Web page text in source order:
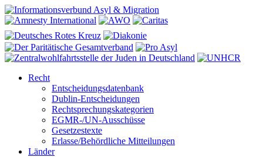
Recht
Entscheidungsdatenbank
Dublin-Entscheidungen
Rechtsprechungskategorien
EGMR-/UN-Ausschüsse
Gesetzestexte
Erlasse/Behördliche Mitteilungen
Länder